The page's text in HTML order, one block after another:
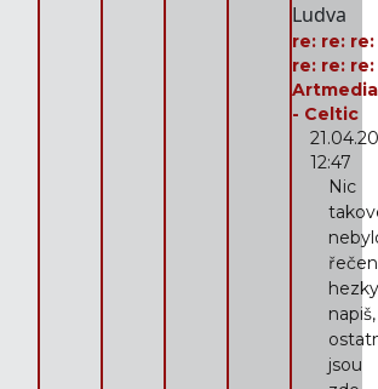
Ludva
re: re: re:
re: re: re:
Artmedia
- Celtic
12:47
Nic
napiš,
jsou